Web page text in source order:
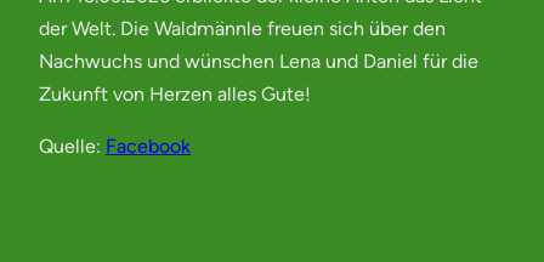
der Welt. Die Waldmännle freuen sich über den
Nachwuchs und wünschen Lena und Daniel für die
Zukunft von Herzen alles Gute!
Quelle: Facebook